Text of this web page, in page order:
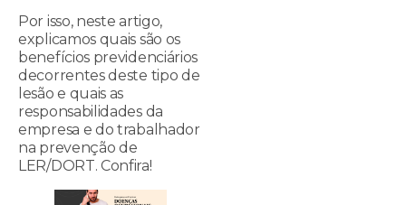
Por isso, neste artigo,
explicamos quais são os
benefícios previdenciários
decorrentes deste tipo de
lesão e quais as
responsabilidades da
empresa e do trabalhador
na prevenção de
LER/DORT. Confira!